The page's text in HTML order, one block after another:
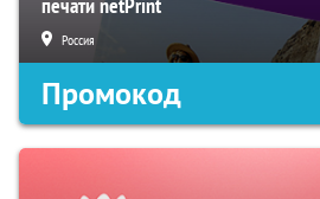
Россия
Промокод